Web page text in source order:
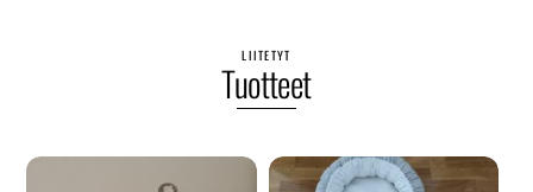
LIITETYT
Tuotteet